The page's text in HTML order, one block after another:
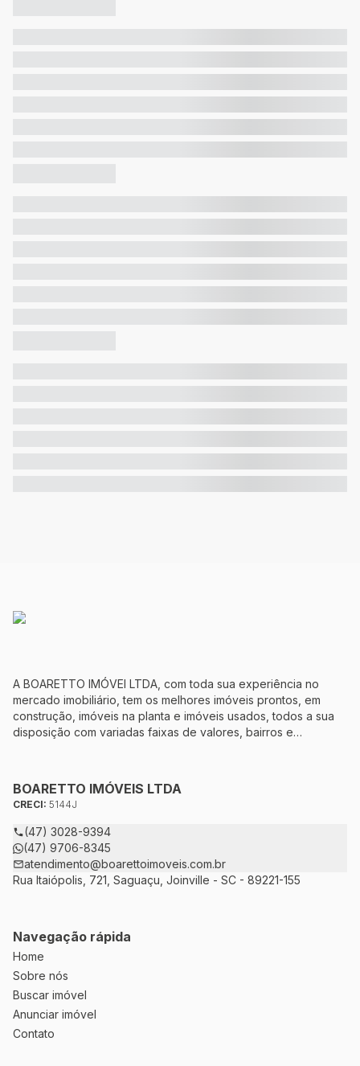
A BOARETTO IMÓVEI LTDA, com toda sua experiência no
mercado imobiliário, tem os melhores imóveis prontos, em
construção, imóveis na planta e imóveis usados, todos a sua
disposição com variadas faixas de valores, bairros e
ao CRECI-5144J – estarão sempre prontos para responder-lhe
todas as suas dúvidas sobre casas, apartamentos, terrenos,
salas comerciais e outros produtos imobiliários.
BOARETTO IMÓVEIS LTDA
CRECI: 5144J
(47) 3028-9394
(47) 9706-8345
atendimento@boarettoimoveis.com.br
Rua Itaiópolis, 721, Saguaçu, Joinville - SC - 89221-155
Navegação rápida
Home
Sobre nós
Buscar imóvel
Anunciar imóvel
Contato